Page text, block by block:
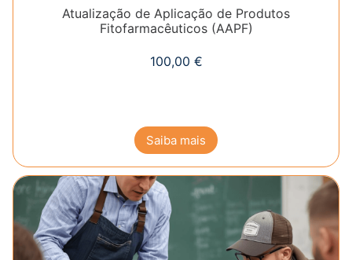
Atualização de Aplicação de Produtos
Fitofarmacêuticos (AAPF)
100,00 €
Saiba mais